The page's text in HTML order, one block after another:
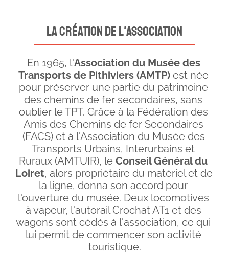
la création de l'association
En 1965, l'Association du Musée des
Transports de Pithiviers (AMTP) est née
pour préserver une partie du patrimoine
des chemins de fer secondaires, sans
oublier le TPT. Grâce à la Fédération des
Amis des Chemins de fer Secondaires
(FACS) et à l'Association du Musée des
Transports Urbains, Interurbains et
Ruraux (AMTUIR), le Conseil Général du
Loiret, alors propriétaire du matériel et de
la ligne, donna son accord pour
l'ouverture du musée. Deux locomotives
à vapeur, l'autorail Crochat AT1 et des
wagons sont cédés à l'association, ce qui
lui permit de commencer son activité
touristique.